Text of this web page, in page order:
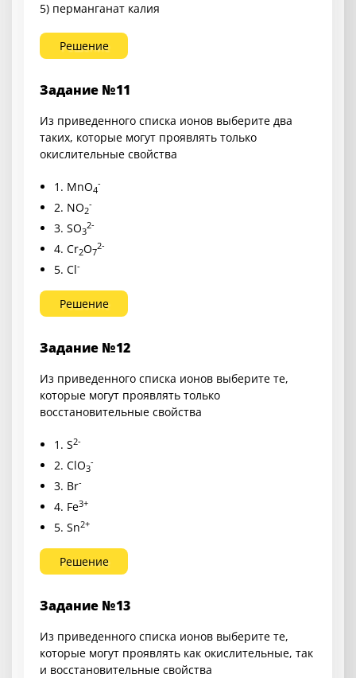
5) перманганат калия
Решение
Задание №11
Из приведенного списка ионов выберите два
таких, которые могут проявлять только
окислительные свойства
1. MnO4
-
2. NO2
-
3. SO3
2-
4. Cr2O7
2-
5. Cl-
Решение
Задание №12
Из приведенного списка ионов выберите те,
которые могут проявлять только
восстановительные свойства
1. S2-
2. ClO3
-
3. Br-
4. Fe3+
5. Sn2+
Решение
Задание №13
Из приведенного списка ионов выберите те,
которые могут проявлять как окислительные, так
и восстановительные свойства